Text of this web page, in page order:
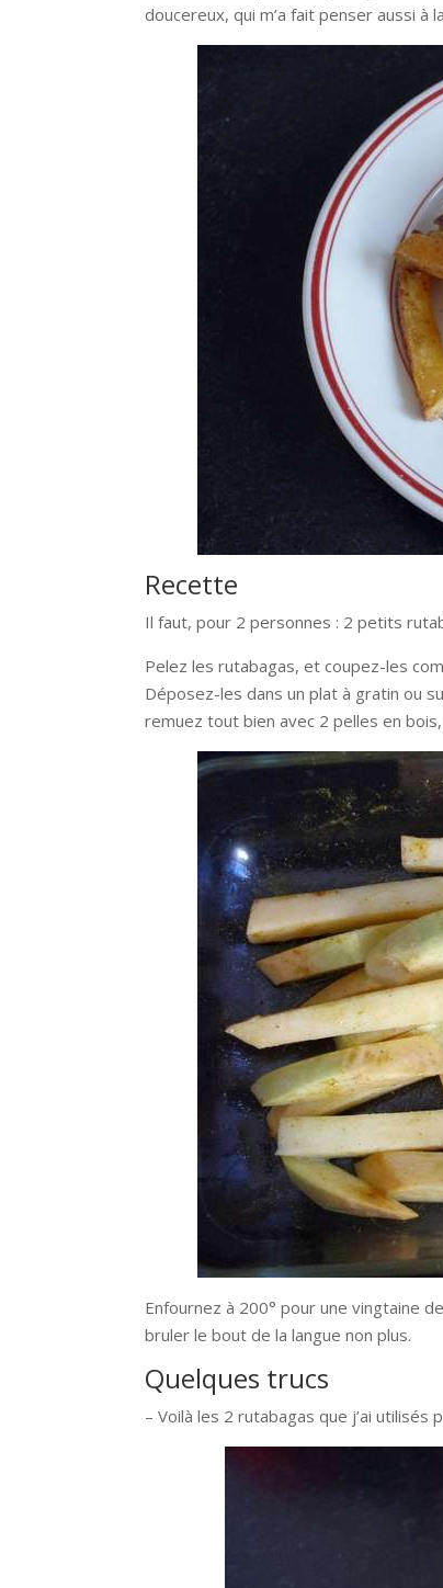
doucereux, qui m’a fait penser aussi à
Recette
Il faut, pour 2 personnes : 2 petits
Pelez les rutabagas, et coupez-les
Déposez-les dans un plat à gratin ou
remuez tout bien avec 2 pelles en
Enfournez à 200° pour une vingtaine
bruler le bout de la langue non plus.
Quelques trucs
– Voilà les 2 rutabagas que j’ai utilisés